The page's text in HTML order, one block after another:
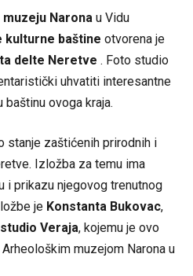
Narona u Vidu
kulturne baštine otvorena je
delte Neretve . Foto studio
uhvatiti interesantne
ovoga kraja.
stanje zaštićenih prirodnih i
Izložba za temu ima
i prikazu njegovog trenutnog
je Konstanta Bukovac,
Veraja, kojemu je ovo
muzejom Narona u